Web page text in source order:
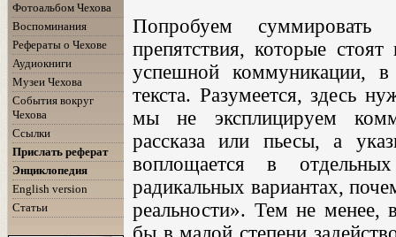
Фотоальбом Чехова
Воспоминания
Рефераты о Чехове
Аудиокниги
Музеи Чехова
События вокруг
Чехова
Ссылки
Прислать реферат
Энциклопедия
English version
Статьи
Попробуем
препятствия, которые
успешной коммуникации,
текста. Разумеется, здесь
мы не эксплицируем
рассказа или пьесы, а
воплощается в
радикальных вариантах,
реальности». Тем не менее,